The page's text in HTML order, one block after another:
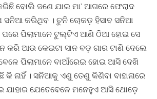
ବୋଲି ଜଣେ ଯାଇ ମା’ ଆଗରେ ଫେରାଦ
ସନିଆ କରିଥିବ । ଚୁନି ଚୋକଡ଼ ହିସାବ ସନିଆ
ପରେ ପିଲାମାନେ ଟୁଲ୍‍ଟିଏ ଆଣି ଠିଆ ହୋଇ ସେ
କରି ଆଉ କେଇଟା ସାନ ବଡ଼ ଗାର ଟାଣି ଦେଲେ
ପିଲାମାନେ ବାଆଁରେଇ ହୋଇ ଆସି ଦେଖି
ନାହିଁ । ସନିଆକୁ ଏଣୁ ତେଣୁ କିଣିବା ବାହାନାରେ
ଯାହାର ଯେତେବେଳେ ମନେହୁଏ ଆସି ଥୋଡ଼େ